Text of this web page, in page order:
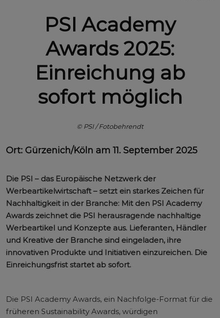
PSI Academy
Awards 2025:
Einreichung ab
sofort möglich
© PSI / Fotobehrendt
Ort: Gürzenich/Köln am 11. September 2025
Die PSI – das Europäische Netzwerk der
Werbeartikelwirtschaft – setzt ein starkes Zeichen für
Nachhaltigkeit in der Branche: Mit den PSI Academy
Awards zeichnet die PSI herausragende nachhaltige
Werbeartikel und Konzepte aus. Lieferanten, Händler
und Kreative der Branche sind eingeladen, ihre
innovativen Produkte und Initiativen einzureichen. Die
Einreichungsfrist startet ab sofort.
Die PSI Academy Awards, ein Nachfolge-Format für die
früheren Sustainability Awards, würdigen